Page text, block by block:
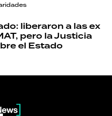
liberaron a las ex
pero la Justicia
el Estado